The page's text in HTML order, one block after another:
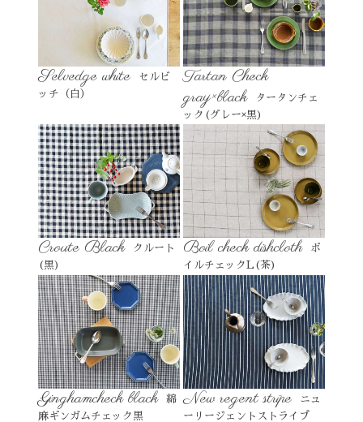
Selvedge white
セルビ
ッチ（白）
Tartan Check
gray×black
タータンチェ
ック(グレー×黒)
Croute Black
クルート
(黒)
Boil check dishcloth
ボ
イルチェックL(茶)
Ginghamcheck black
綿
麻ギンガムチェック黒
New regent stripe
ニュ
ーリージェントストライプ